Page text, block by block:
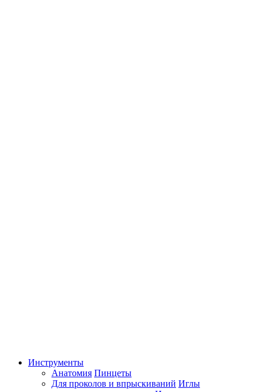
Инструменты
Анатомия Пинцеты
Для проколов и впрыскиваний Иглы